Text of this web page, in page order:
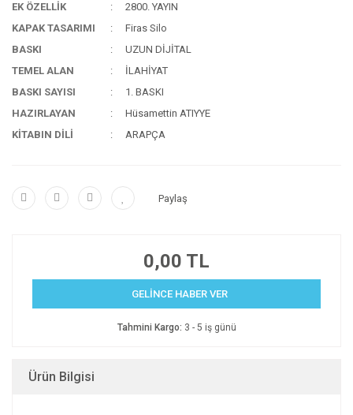
EK ÖZELLİK
2800. YAYIN
KAPAK TASARIMI
Firas Silo
BASKI
UZUN DİJİTAL
TEMEL ALAN
İLAHİYAT
BASKI SAYISI
1. BASKI
HAZIRLAYAN
Hüsamettin ATIYYE
KİTABIN DİLİ
ARAPÇA
Paylaş
0,00 TL
GELİNCE HABER VER
Tahmini Kargo: 3 - 5 iş günü
Ürün Bilgisi